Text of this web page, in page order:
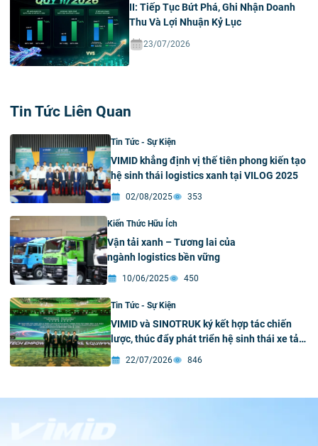
II: Tiếp Tục Bứt Phá, Ghi Nhận Doanh
Thu Và Lợi Nhuận Kỷ Lục
23/07/2026
Tin Tức Liên Quan
Tin Tức - Sự Kiện
VIMID khẳng định vị thế tiên phong kiến tạo
hệ sinh thái logistics xanh tại VILOG 2025
02/08/2025 353
Kiến Thức Hữu Ích
Vận tải xanh – Tương lai của
ngành logistics bền vững
10/06/2025 450
Tin Tức - Sự Kiện
VIMID và SINOTRUK ký kết hợp tác chiến
lược, thúc đẩy phát triển hệ sinh thái xe tải
xanh và thông minh tại Việt Nam
22/07/2026 846